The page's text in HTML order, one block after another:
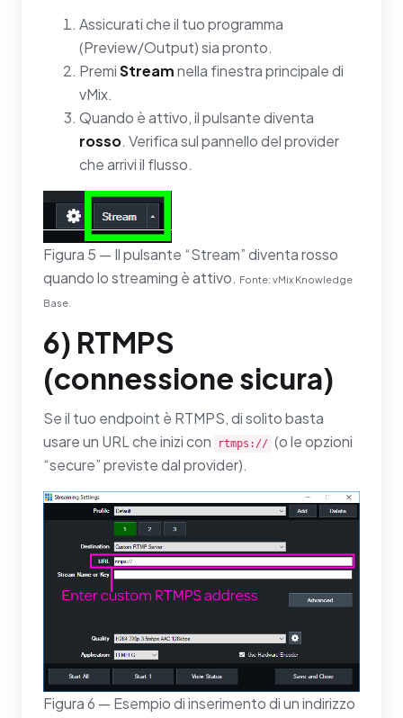
Assicurati che il tuo programma
(Preview/Output) sia pronto.
PremiStreamnella finestra principale di
vMix.
Quando è attivo, il pulsante diventa
rosso. Verifica sul pannello del provider
che arrivi il flusso.
Figura 5 — Il pulsante “Stream” diventa rosso
quando lo streaming è attivo. Fonte: vMix Knowledge
Base.
6) RTMPS
(connessione sicura)
Se il tuo endpoint è RTMPS, di solito basta
usare un URL che inizi con
rtmps:// (o le opzioni
“secure” previste dal provider).
Figura 6 — Esempio di inserimento di un indirizzo